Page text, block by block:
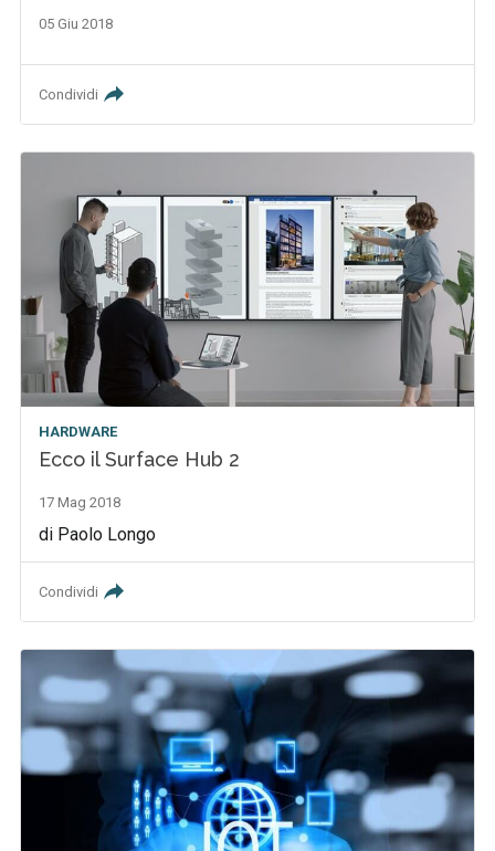
05 Giu 2018
Condividi
HARDWARE
Ecco il Surface Hub 2
17 Mag 2018
di Paolo Longo
Condividi